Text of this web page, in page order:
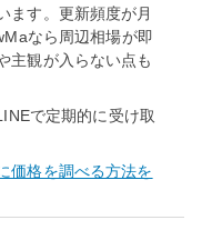
ます。更新頻度が月
なら周辺相場が即
主観が入らない点も
で定期的に受け取
価格を調べる方法を